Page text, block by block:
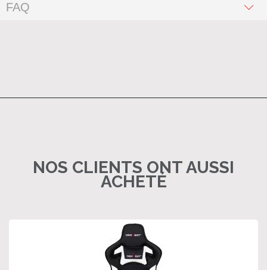
FAQ
NOS CLIENTS ONT AUSSI
ACHETÉ